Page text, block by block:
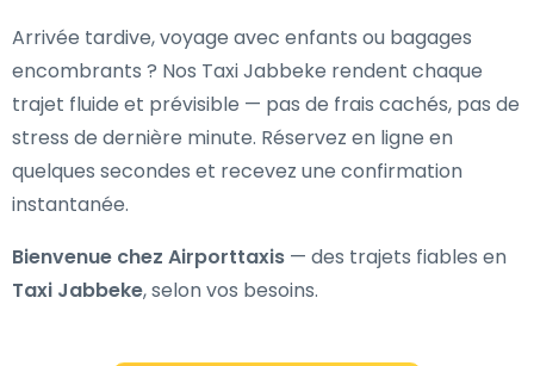
Arrivée tardive, voyage avec enfants ou bagages
encombrants ? Nos Taxi Jabbeke rendent chaque
trajet fluide et prévisible — pas de frais cachés, pas de
stress de dernière minute. Réservez en ligne en
quelques secondes et recevez une confirmation
instantanée.
Bienvenue chez Airporttaxis — des trajets fiables en
Taxi Jabbeke, selon vos besoins.